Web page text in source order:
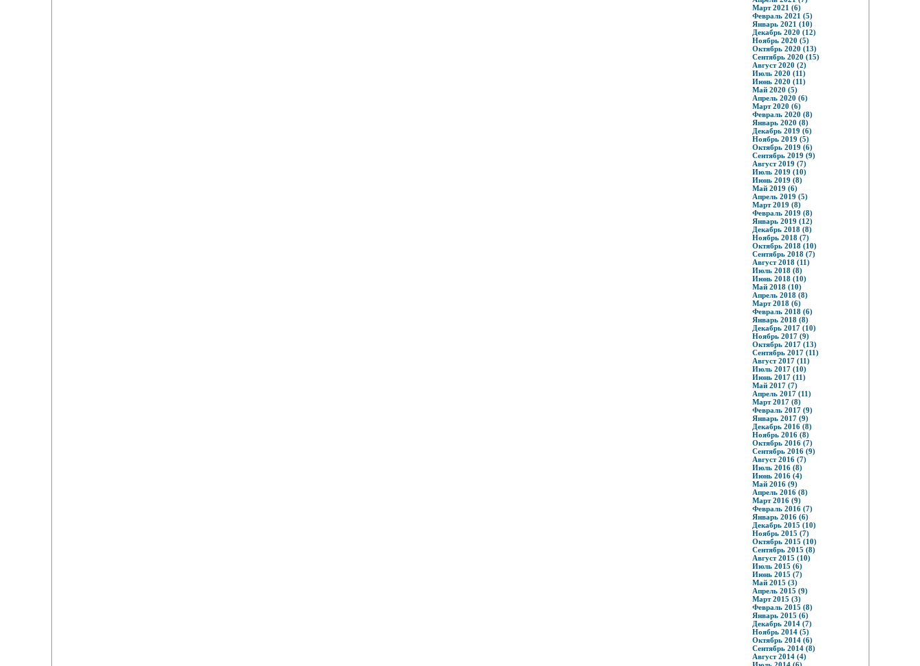
Март 2021 (6)
Февраль 2021 (5)
Январь 2021 (10)
Декабрь 2020 (12)
Ноябрь 2020 (5)
Октябрь 2020 (13)
Сентябрь 2020 (15)
Август 2020 (2)
Июль 2020 (11)
Июнь 2020 (11)
Май 2020 (5)
Апрель 2020 (6)
Март 2020 (6)
Февраль 2020 (8)
Январь 2020 (8)
Декабрь 2019 (6)
Ноябрь 2019 (5)
Октябрь 2019 (6)
Сентябрь 2019 (9)
Август 2019 (7)
Июль 2019 (10)
Июнь 2019 (8)
Май 2019 (6)
Апрель 2019 (5)
Март 2019 (8)
Февраль 2019 (8)
Январь 2019 (12)
Декабрь 2018 (8)
Ноябрь 2018 (7)
Октябрь 2018 (10)
Сентябрь 2018 (7)
Август 2018 (11)
Июль 2018 (8)
Июнь 2018 (10)
Май 2018 (10)
Апрель 2018 (8)
Март 2018 (6)
Февраль 2018 (6)
Январь 2018 (8)
Декабрь 2017 (10)
Ноябрь 2017 (9)
Октябрь 2017 (13)
Сентябрь 2017 (11)
Август 2017 (11)
Июль 2017 (10)
Июнь 2017 (11)
Май 2017 (7)
Апрель 2017 (11)
Март 2017 (8)
Февраль 2017 (9)
Январь 2017 (9)
Декабрь 2016 (8)
Ноябрь 2016 (8)
Октябрь 2016 (7)
Сентябрь 2016 (9)
Август 2016 (7)
Июль 2016 (8)
Июнь 2016 (4)
Май 2016 (9)
Апрель 2016 (8)
Март 2016 (9)
Февраль 2016 (7)
Январь 2016 (6)
Декабрь 2015 (10)
Ноябрь 2015 (7)
Октябрь 2015 (10)
Сентябрь 2015 (8)
Август 2015 (10)
Июль 2015 (6)
Июнь 2015 (7)
Май 2015 (3)
Апрель 2015 (9)
Март 2015 (3)
Февраль 2015 (8)
Январь 2015 (6)
Декабрь 2014 (7)
Ноябрь 2014 (5)
Октябрь 2014 (6)
Сентябрь 2014 (8)
Август 2014 (4)